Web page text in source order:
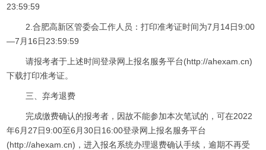
23:59:59
2.合肥高新区管委会工作人员：打印准考证时间为7月14日9:00
—7月16日23:59:59
请报考者于上述时间登录网上报名服务平台(http://ahexam.cn)
下载打印准考证。
三、弃考退费
完成缴费确认的报考者，因故不能参加本次笔试的，可在2022
年6月27日9:00至6月30日16:00登录网上报名服务平台
(http://ahexam.cn)，进入报名系统办理退费确认手续，逾期不再受